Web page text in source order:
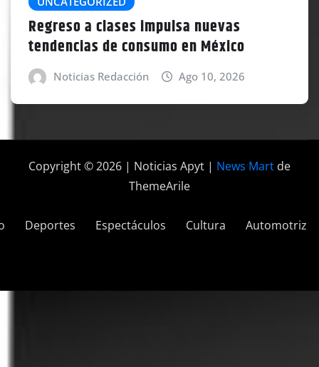
Regreso a clases impulsa nuevas
tendencias de consumo en México
Noticias Redacción Ago 10, 2026
Copyright © 2026 | Noticias Apyt | News Mart de
ThemeArile
Deportes Espectáculos Cultura Automotriz